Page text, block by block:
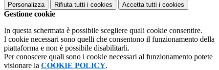
Personalizza Rifiuta tutti i cookies Accetta tutti i cookies
Gestione cookie
In questa schermata è possibile scegliere quali cookie consentire.
I cookie necessari sono quelli che consentono il funzionamento della
piattaforma e non è possibile disabilitarli.
Per conoscere quali sono i cookie necessari al funzionamento potete
visionare la COOKIE POLICY.